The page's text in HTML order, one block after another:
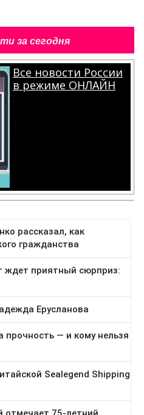
за сегодня
Все новости России
в режиме ОНЛАЙН
.